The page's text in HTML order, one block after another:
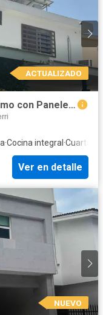
ACTUALIZADO
Casa Renta Colinas de San Jerónimo con Paneles Solares | Recámara Principal en Planta Baja | Amplia
·Cocina integral ·Cuarto
Ver en detalle
NUEVO